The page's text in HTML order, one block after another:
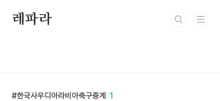
레파라
한국사우디아라비아축구중계 1